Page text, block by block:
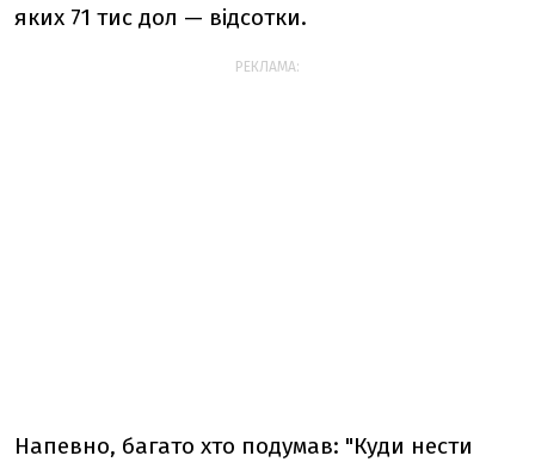
яких 71 тис дол — відсотки.
РЕКЛАМА:
Напевно, багато хто подумав: "Куди нести